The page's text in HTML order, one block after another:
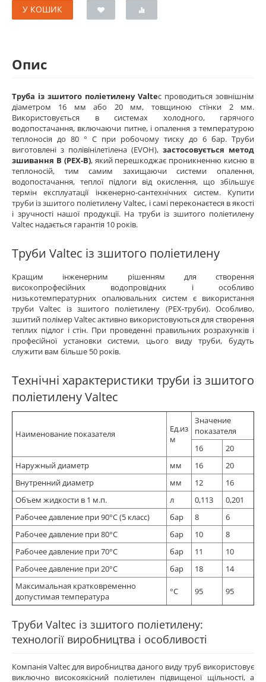
У КОШИК
Опис
Труба із зшитого поліетилену Valtec проводиться зовнішнім
діаметром 16 мм або 20 мм, товщиною стінки 2 мм.
Використовується в системах холодного, гарячого
водопостачання, включаючи питне, і опалення з температурою
теплоносія до 80 ° С при робочому тиску до 6 бар. Труби
виготовлені з полівінілетілена (EVOH), застосовується метод
зшивання B (PEX-B), який перешкоджає проникненню кисню в
теплоносій, тим самим захищаючи системи опалення,
водопостачання, теплої підлоги від окислення, що збільшує
термін експлуатації інженерно-сантехнічних систем. Купити
труби із зшитого поліетилену Valtec, і самі переконаєтеся в якості
і зручності нашої продукції. На труби із зшитого поліетилену
Valtec надається гарантія 10 років.
Труби Valtec із зшитого поліетилену
Кращим інженерним рішенням для створення
високопрофесійних водопровідних і особливо
низькотемпературних опалювальних систем є використання
труби Valtec із зшитого поліетилену (PEX-труби). Особливо,
зшитий полімер Valtec активно використовуються для створення
теплих підлог і стін. При проведенні правильних розрахунків і
професійної установки системи, цього виду труби, будуть
служити вам більше 50 років.
Технічні характеристики труби із зшитого
поліетилену Valtec
Наименование показателя
Ед.из
м
Значение
показателя
16
20
Наружный диаметр
мм 16
20
Внутренний диаметр
мм 12
16
Объем жидкости в 1 м.п.
л 0,113
0,201
Рабочее давление при 90°С (5 класс)
бар 8
6
Рабочее давление при 80°С
бар 10
8
Рабочее давление при 70°С
бар 11
10
Рабочее давление при 20°С
бар 18
14
Максимальная кратковременно
допустимая температура
°С 95 95
Труби Valtec із зшитого поліетилену:
технології виробництва і особливості
Компанія Valtec для виробництва даного виду труб використовує
виключно високоякісний поліетилен підвищеної щільності, а